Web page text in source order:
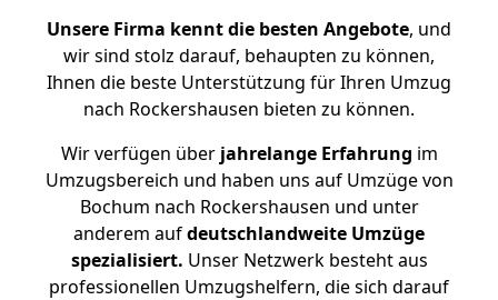
Unsere Firma kennt die besten Angebote, und
wir sind stolz darauf, behaupten zu können,
Ihnen die beste Unterstützung für Ihren Umzug
nach Rockershausen bieten zu können.
Wir verfügen überjahrelange Erfahrung im
Umzugsbereich und haben uns auf Umzüge von
Bochum nach Rockershausen und unter
anderem aufdeutschlandweite Umzüge
spezialisiert. Unser Netzwerk besteht aus
professionellen Umzugshelfern, die sich darauf